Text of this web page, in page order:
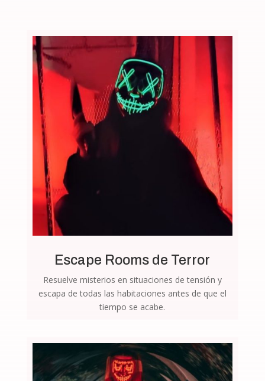
Escape Rooms de Terror
Resuelve misterios en situaciones de tensión y
escapa de todas las habitaciones antes de que el
tiempo se acabe.